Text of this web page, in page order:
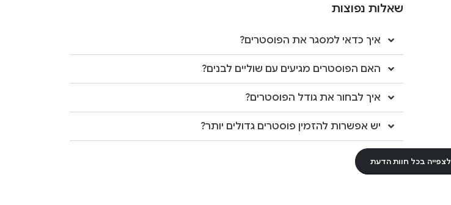
שאלות נפוצות
איך כדאי למסגר את הפוסטרים?
האם הפוסטרים מגיעים עם שוליים לבנים?
איך לבחור את גודל הפוסטרים?
יש אפשרות להזמין פוסטרים גדולים יותר?
לצפייה בכל חוות הדעת